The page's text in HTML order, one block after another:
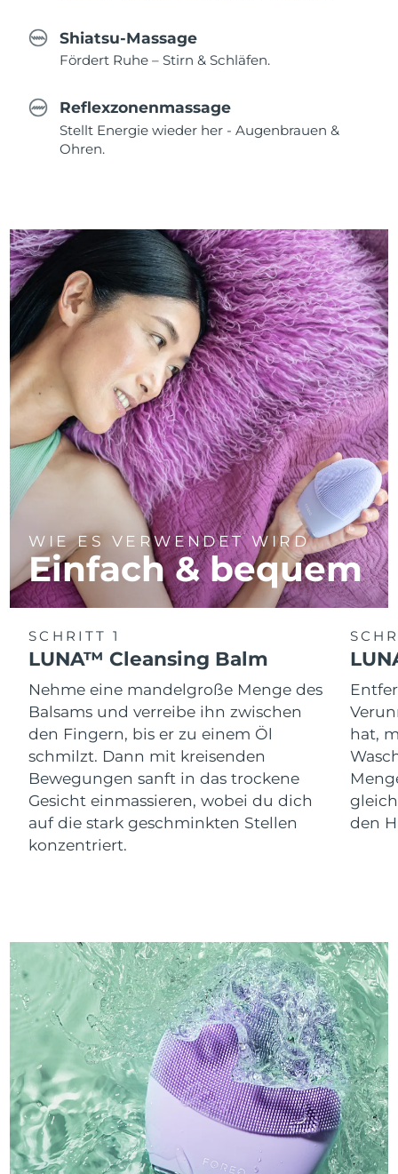
Shiatsu-Massage
Fördert Ruhe – Stirn & Schläfen.
Reflexzonenmassage
Stellt Energie wieder her - Augenbrauen &
Ohren.
WIE ES VERWENDET WIRD
Einfach & bequem
SCHRITT 1
LUNA™ Cleansing Balm
Nehme eine mandelgroße Menge des
Balsams und verreibe ihn zwischen
den Fingern, bis er zu einem Öl
schmilzt. Dann mit kreisenden
Bewegungen sanft in das trockene
Gesicht einmassieren, wobei du dich
auf die stark geschminkten Stellen
konzentriert.
hat,
den